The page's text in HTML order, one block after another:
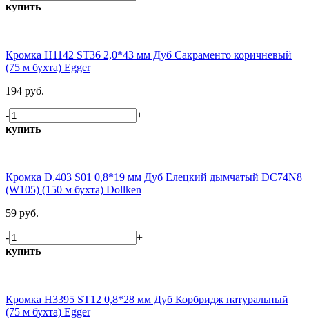
купить
Кромка H1142 ST36 2,0*43 мм Дуб Сакраменто коричневый
(75 м бухта) Egger
194 руб.
-
+
купить
Кромка D.403 S01 0,8*19 мм Дуб Елецкий дымчатый DC74N8
(W105) (150 м бухта) Dollken
59 руб.
-
+
купить
Кромка H3395 ST12 0,8*28 мм Дуб Корбридж натуральный
(75 м бухта) Egger